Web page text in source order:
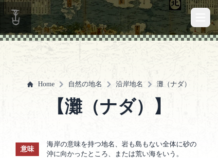
Home 自然の地名 沿岸地名 灘（ナダ）
【灘（ナダ）】
意味
海岸の意味を持つ地名、岩も島もない全体に砂の
沖に向かったところ、または荒い海をいう。